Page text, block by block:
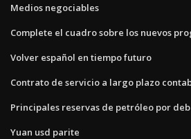
Medios negociables
Complete el cuadro sobre los nuevos
Volver español en tiempo futuro
Contrato de servicio a largo plazo
Principales reservas de petróleo por
Yuan usd parite